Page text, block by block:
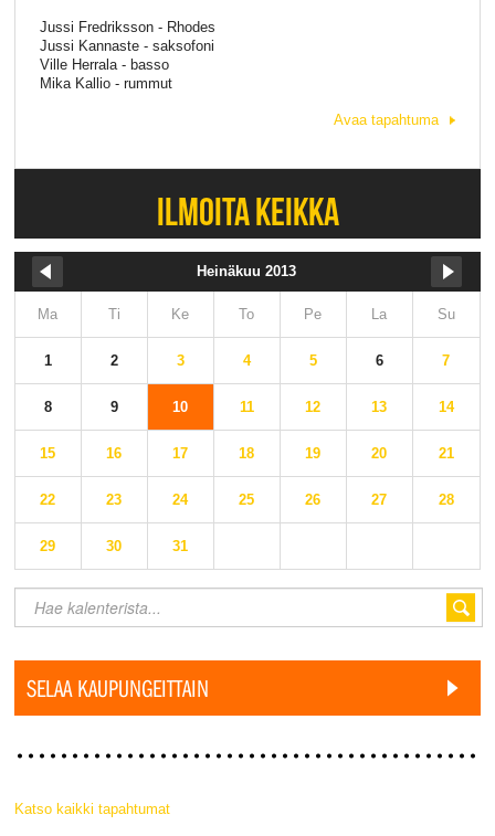
Jussi Fredriksson - Rhodes
Jussi Kannaste - saksofoni
Ville Herrala - basso
Mika Kallio - rummut
Avaa tapahtuma
ILMOITA KEIKKA
Heinäkuu 2013
Ma Ti Ke To Pe La Su
1 2 3 4 5 6 7
8 9 10 11 12 13 14
15 16 17 18 19 20 21
22 23 24 25 26 27 28
29 30 31
SELAA KAUPUNGEITTAIN
Katso kaikki tapahtumat